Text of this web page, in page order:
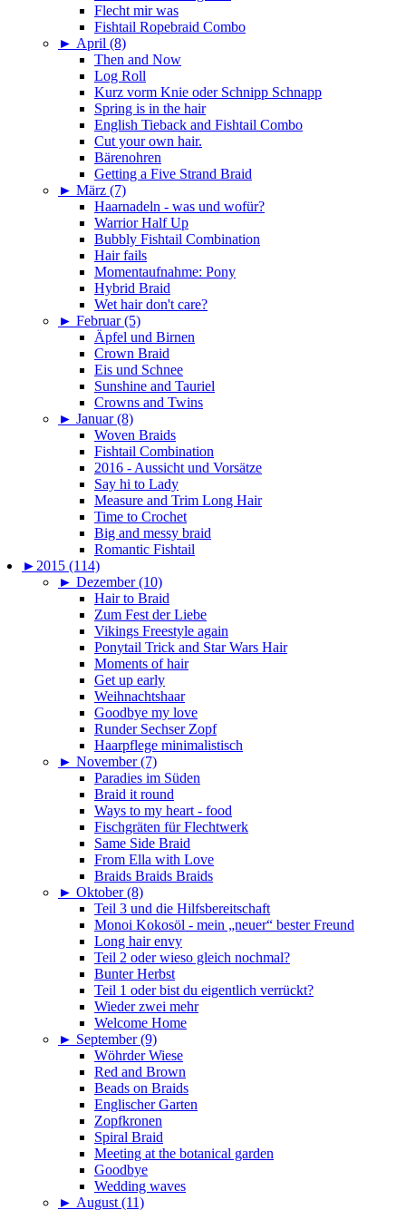
Flecht mir was
Fishtail Ropebraid Combo
► April (8)
Then and Now
Log Roll
Kurz vorm Knie oder Schnipp Schnapp
Spring is in the hair
English Tieback and Fishtail Combo
Cut your own hair.
Bärenohren
Getting a Five Strand Braid
► März (7)
Haarnadeln - was und wofür?
Warrior Half Up
Bubbly Fishtail Combination
Hair fails
Momentaufnahme: Pony
Hybrid Braid
Wet hair don't care?
► Februar (5)
Äpfel und Birnen
Crown Braid
Eis und Schnee
Sunshine and Tauriel
Crowns and Twins
► Januar (8)
Woven Braids
Fishtail Combination
2016 - Aussicht und Vorsätze
Say hi to Lady
Measure and Trim Long Hair
Time to Crochet
Big and messy braid
Romantic Fishtail
► 2015 (114)
► Dezember (10)
Hair to Braid
Zum Fest der Liebe
Vikings Freestyle again
Ponytail Trick and Star Wars Hair
Moments of hair
Get up early
Weihnachtshaar
Goodbye my love
Runder Sechser Zopf
Haarpflege minimalistisch
► November (7)
Paradies im Süden
Braid it round
Ways to my heart - food
Fischgräten für Flechtwerk
Same Side Braid
From Ella with Love
Braids Braids Braids
► Oktober (8)
Teil 3 und die Hilfsbereitschaft
Monoi Kokosöl - mein „neuer“ bester Freund
Long hair envy
Teil 2 oder wieso gleich nochmal?
Bunter Herbst
Teil 1 oder bist du eigentlich verrückt?
Wieder zwei mehr
Welcome Home
► September (9)
Wöhrder Wiese
Red and Brown
Beads on Braids
Englischer Garten
Zopfkronen
Spiral Braid
Meeting at the botanical garden
Goodbye
Wedding waves
► August (11)